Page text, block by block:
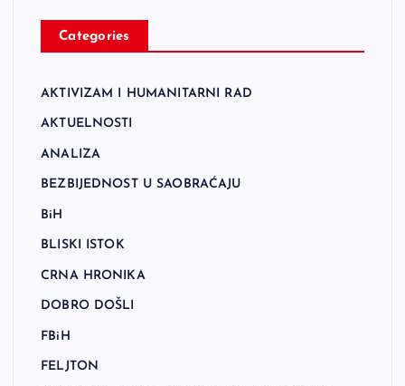
Categories
AKTIVIZAM I HUMANITARNI RAD
AKTUELNOSTI
ANALIZA
BEZBIJEDNOST U SAOBRAĆAJU
BiH
BLISKI ISTOK
CRNA HRONIKA
DOBRO DOŠLI
FBiH
FELJTON